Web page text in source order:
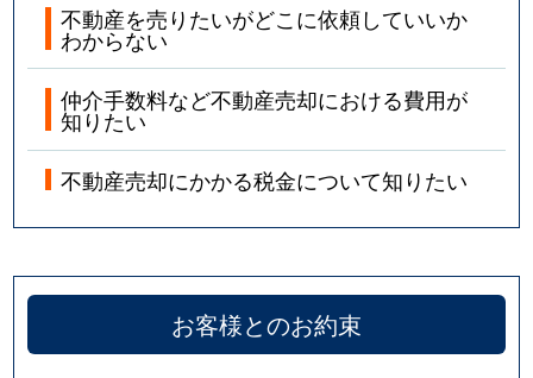
不動産を売りたいがどこに依頼していいか
わからない
仲介手数料など不動産売却における費用が
知りたい
不動産売却にかかる税金について知りたい
お客様とのお約束